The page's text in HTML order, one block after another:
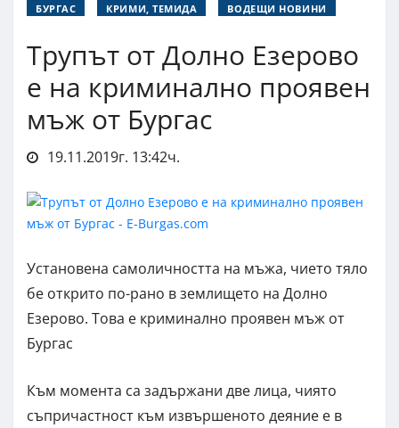
БУРГАС КРИМИ, ТЕМИДА ВОДЕЩИ НОВИНИ
Трупът от Долно Езерово
е на криминално проявен
мъж от Бургас
19.11.2019г. 13:42ч.
Установена самоличността на мъжа, чието тяло
бе открито по-рано в землището на Долно
Езерово. Това е криминално проявен мъж от
Бургас
Към момента са задържани две лица, чиято
съпричастност към извършеното деяние е в